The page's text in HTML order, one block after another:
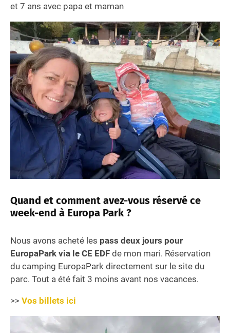
et 7 ans avec papa et maman
Quand et comment avez-vous réservé ce
week-end à Europa Park ?
Nous avons acheté les pass deux jours pour
EuropaPark via le CE EDF de mon mari. Réservation
du camping EuropaPark directement sur le site du
parc. Tout a été fait 3 moins avant nos vacances.
>> Vos billets ici